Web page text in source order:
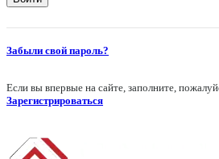
Забыли свой пароль?
Если вы впервые на сайте, заполните,
Зарегистрироваться